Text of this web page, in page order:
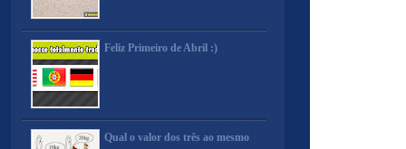
Feliz Primeiro de Abril :)
Qual o valor dos três ao mesmo